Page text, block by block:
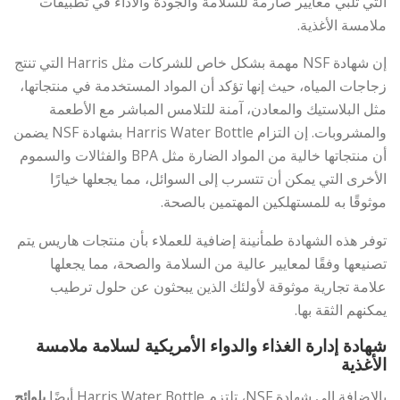
ملامسة الأغذية.
إن شهادة NSF مهمة بشكل خاص للشركات مثل Harris التي تنتج
زجاجات المياه، حيث إنها تؤكد أن المواد المستخدمة في منتجاتها،
مثل البلاستيك والمعادن، آمنة للتلامس المباشر مع الأطعمة
والمشروبات. إن التزام Harris Water Bottle بشهادة NSF يضمن
أن منتجاتها خالية من المواد الضارة مثل BPA والفثالات والسموم
الأخرى التي يمكن أن تتسرب إلى السوائل، مما يجعلها خيارًا
موثوقًا به للمستهلكين المهتمين بالصحة.
توفر هذه الشهادة طمأنينة إضافية للعملاء بأن منتجات هاريس يتم
تصنيعها وفقًا لمعايير عالية من السلامة والصحة، مما يجعلها
علامة تجارية موثوقة لأولئك الذين يبحثون عن حلول ترطيب
يمكنهم الثقة بها.
شهادة إدارة الغذاء والدواء الأمريكية لسلامة ملامسة
الأغذية